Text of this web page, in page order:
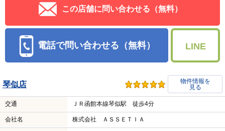
この店舗に問い合わせる（無料）
電話で問い合わせる（無料） LINE
琴似店
物件情報を
見る
交通 ＪＲ函館本線琴似駅 徒歩4分
会社名 株式会社 ＡＳＳＥＴＩＡ